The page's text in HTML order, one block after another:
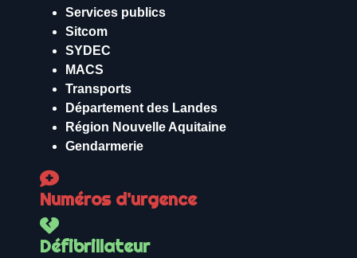
Services publics
Sitcom
SYDEC
MACS
Transports
Département des Landes
Région Nouvelle Aquitaine
Gendarmerie
Numéros d'urgence
Défibrillateur